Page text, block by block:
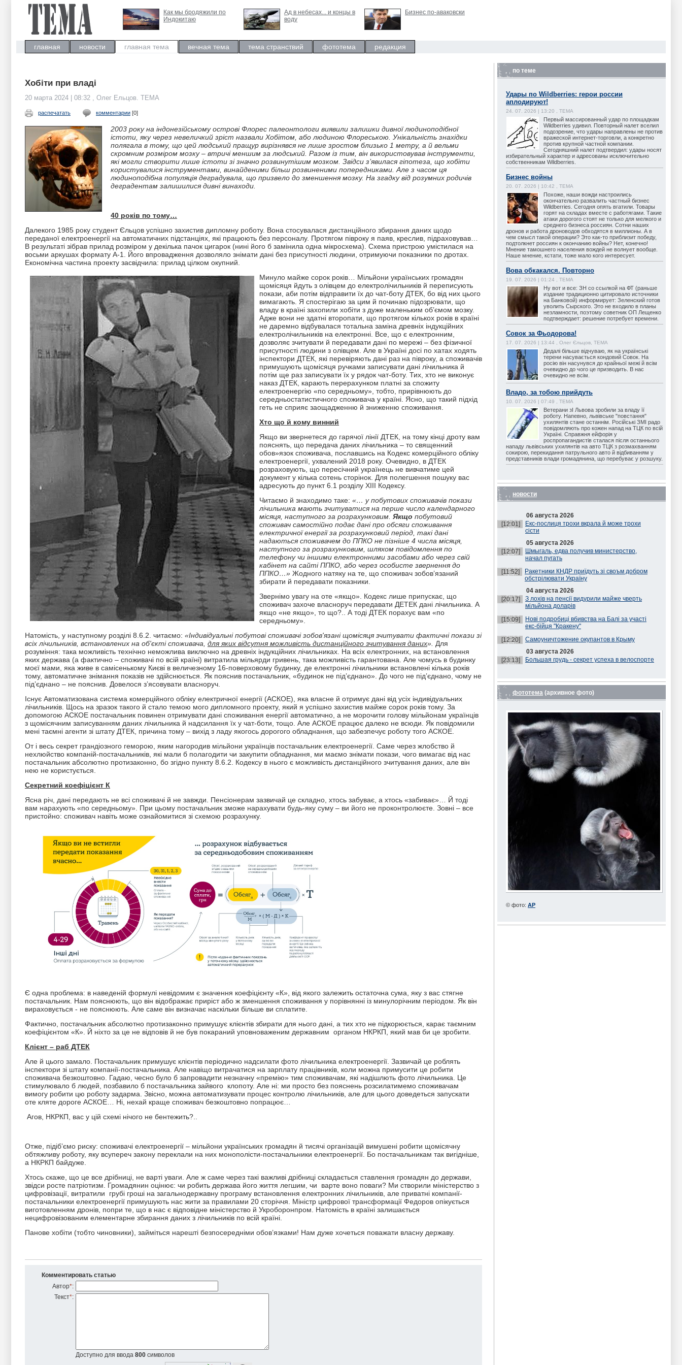
Как мы бродяжили по
Индокитаю
Ад в небесах... и концы в
воду
Бизнес по-аваковски
главная новости главная тема вечная тема тема странствий фототема редакция
Хобіти при владі
20 марта 2024 | 08:32 , Олег Ельцов. ТЕМА
распечатать комментарии [0]
2003 року на індонезійському острові Флорес палеонтологи виявили залишки дивної людиноподібної
істоти, яку через невеличкий зріст назвали Хобітом, або людиною Флореською. Унікальність знахідки
полягала в тому, що цей людський пращур вирізнявся не лише зростом близько 1 метру, а й вельми
скромним розміром мозку – втричі меншим за людський. Разом із тим, він використовував інструменти,
які могли створити лише істоти зі значно розвинутішим мозком. Звідси з’явилася гіпотеза, що хобіти
користувалися інструментами, винайденими більш розвиненими попередниками. Але з часом ця
людиноподібна популяція деградувала, що призвело до зменшення мозку. На згадку від розумних родичів
деградентам залишилися дивні винаходи.
40 років по тому…
Далекого 1985 року студент Єльцов успішно захистив дипломну роботу. Вона стосувалася дистанційного збирання даних щодо
переданої електроенергії на автоматичних підстанціях, які працюють без персоналу. Протягом півроку я паяв, креслив, підраховував…
В результаті зібрав прилад розміром у декілька пачок цигарок (нині його б замінила одна мікросхема). Схема пристрою умістилася на
восьми аркушах формату А-1. Його впровадження дозволяло знімати дані без присутності людини, отримуючи показники по дротах.
Економічна частина проекту засвідчила: прилад цілком окупний.
Минуло майже сорок років… Мільйони українських громадян
щомісяця йдуть з олівцем до електролічильників й переписують
покази, аби потім відправити їх до чат-боту ДТЕК, бо від них цього
вимагають. Я спостерігаю за цим й починаю підозрювати, що
владу в країні захопили хобіти з дуже маленьким об’ємом мозку.
Адже вони не здатні второпати, що протягом кількох років в країні
не даремно відбувалася тотальна заміна древніх індукційних
електролічильників на електронні. Все, що є електронним,
дозволяє зчитувати й передавати дані по мережі – без фізичної
присутності людини з олівцем. Але в Україні досі по хатах ходять
інспектори ДТЕК, які перевіряють дані раз на півроку, а споживачів
примушують щомісяця ручками записувати дані лічильника й
потім ще раз записувати їх у рядок чат-боту. Тих, хто не виконує
наказ ДТЕК, карають перерахунком платні за спожиту
електроенергію «по середньому», тобто, прирівнюють до
середньостатистичного споживача у країні. Ясно, що такий підхід
геть не сприяє заощадженню й зниженню споживання.
Хто що й кому винний
Якщо ви звернетеся до гарячої лінії ДТЕК, на тому кінці дроту вам
пояснять, що передача даних лічильника – то священний
обов»язок споживача, пославшись на Кодекс комерційного обліку
електроенергії, ухвалений 2018 року. Очевидно, в ДТЕК
розраховують, що пересічний українець не вивчатиме цей
документ у кілька сотень сторінок. Для полегшення пошуку вас
адресують до пункт 6.1 розділу XIII Кодексу.
Читаємо й знаходимо таке: «… у побутових споживачів покази
лічильника мають зчитуватися на перше число календарного
місяця, наступного за розрахунковим. Якщо побутовий
споживач самостійно подає дані про обсяги споживання
електричної енергії за розрахунковий період, такі дані
надаються споживачем до ППКО не пізніше 4 числа місяця,
наступного за розрахунковим, шляхом повідомлення по
телефону чи іншими електронними засобами або через свій
кабінет на сайті ППКО, або через особисте звернення до
ППКО…» Жодного натяку на те, що споживач зобов’язаний
збирати й передавати показники.
Звернімо увагу на оте «якщо». Кодекс лише припускає, що
споживач захоче власноруч передавати ДЕТЕК дані лічильника. А
якщо «не якщо», то що?.. А тоді ДТЕК порахує вам «по
середньому».
Натомість, у наступному розділі 8.6.2. читаємо: «Індивідуальні побутові споживачі зобов'язані щомісяця зчитувати фактичні покази зі
всіх лічильників, встановлених на об'єкті споживача, для яких відсутня можливість дистанційного зчитування даних». Для
розуміння: така можливість технічно неможлива виключно на древніх індукційних лічильниках. На всіх електронних, на встановлення
яких держава (а фактично – споживачі по всій країні) витратила мільярди гривень, така можливість гарантована. Але чомусь в будинку
моєї мами, яка живе в самісенькому Києві в величезному 16-поверховому будинку, де електронні лічильники встановлені кілька років
тому, автоматичне знімання показів не здійснюється. Як пояснив постачальник, «будинок не під’єднано». До чого не під’єднано, чому не
під’єднано – не пояснив. Довелося з’ясовувати власноруч.
Існує Автоматизована система комерційного обліку електричної енергії (АСКОЕ), яка власне й отримує дані від усіх індивідуальних
лічильників. Щось на зразок такого й стало темою мого дипломного проекту, який я успішно захистив майже сорок років тому. За
допомогою АСКОЕ постачальник повинен отримувати дані споживання енергії автоматично, а не морочити голову мільйонам українців
з щомісячним записуванням даних лічильника й надсилання їх у чат-боти, тощо. Але АСКОЕ працює далеко не всюди. Як повідомили
мені таємні агенти зі штату ДТЕК, причина тому – вихід з ладу якогось дорогого обладнання, що забезпечує роботу того АСКОЕ.
От і весь секрет грандіозного геморою, яким нагородив мільйони українців постачальник електроенергії. Саме через жлобство й
нехлюйство компаній-постачальників, які мали б полагодити чи закупити обладнання, ми маємо знімати покази, чого вимагає від нас
постачальник абсолютно протизаконно, бо згідно пункту 8.6.2. Кодексу в нього є можливість дистанційного зчитування даних, але він
нею не користується.
Секретний коефіцієнт К
Ясна річ, дані передають не всі споживачі й не завжди. Пенсіонерам зазвичай це складно, хтось забуває, а хтось «забиває»… Й тоді
вам нарахують «по середньому». При цьому постачальник зможе нарахувати будь-яку суму – ви його не проконтролюєте. Зовні – все
пристойно: споживач навіть може ознайомитися зі схемою розрахунку.
Є одна проблема: в наведеній формулі невідомим є значення коефіцієнту «К», від якого залежить остаточна сума, яку з вас стягне
постачальник. Нам пояснюють, що він відображає приріст або ж зменшення споживання у порівнянні із минулорічним періодом. Як він
вираховується - не пояснюють. Але саме він визначає наскільки більше ви сплатите.
Фактично, постачальник абсолютно протизаконно примушує клієнтів збирати для нього дані, а тих хто не підкорюється, карає таємним
коефіцієнтом «К». Й ніхто за це не відповів й не був покараний уповноваженим державним органом НКРКП, який мав би це зробити.
Клієнт – раб ДТЕК
Але й цього замало. Постачальник примушує клієнтів періодично надсилати фото лічильника електроенергії. Зазвичай це роблять
інспектори зі штату компанії-постачальника. Але навіщо витрачатися на зарплату працівників, коли можна примусити це робити
споживача безкоштовно. Гадаю, чесно було б запровадити незначну «премію» тим споживачам, які надішлють фото лічильника. Це
стимулювало б людей, позбавило б постачальника зайвого клопоту. Але ні: ми просто без пояснень розсилатимемо споживачам
вимогу робити цю роботу задарма. Звісно, можна автоматизувати процес контролю лічильників, але для цього доведеться запускати
оте кляте дороге АСКОЕ… Ні, нехай краще споживач безкоштовно попрацює…
Агов, НКРКП, вас у цій схемі нічого не бентежить?..
Отже, підіб’ємо риску: споживачі електроенергії – мільйони українських громадян й тисячі організацій вимушені робити щомісячну
обтяжливу роботу, яку всупереч закону переклали на них монополісти-постачальники електроенергії. Бо постачальникам так вигідніше,
а НКРКП байдуже.
Хтось скаже, що це все дрібниці, не варті уваги. Але ж саме через такі важливі дрібниці складається ставлення громадян до держави,
звідси росте патріотизм. Громадянин оцінює: чи робить держава його життя легшим, чи варте воно поваги? Ми створили міністерство з
цифровізації, витратили грубі гроші на загальнодержавну програму встановлення електронних лічильників, але приватні компанії-
постачальники електроенергії примушують нас жити за правилами 20 сторіччя. Міністр цифрової трансформації Федоров опікується
виготовленням дронів, попри те, що в нас є відповідне міністерство й Укроборонпром. Натомість в країні залишається
нецифровізованим елементарне збирання даних з лічильників по всій країні.
Панове хобіти (тобто чиновники), займіться нарешті безпосередніми обов’язками! Нам дуже хочеться поважати власну державу.
Комментировать статью
Автор*:
Текст*:
Доступно для ввода 800 символов
по теме
Удары по Wildberries: герои россии
аплодируют!
24. 07. 2026 | 13:20 , ТЕМА
Первый массированный удар по площадкам
Wildberries удивил. Повторный налет вселил
подозрение, что удары направлены не против
вражеской интернет-торговли, а конкретно
против крупной частной компании.
Сегодняшний налет подтвердил: удары носят
избирательный характер и адресованы исключительно
собственникам Wildberries.
Бизнес войны
20. 07. 2026 | 10:42 , ТЕМА
Похоже, наши вожди настроились
окончательно развалить частный бизнес
Wildberries. Сегодня опять вгатили. Товары
горят на складах вместе с работягами. Такие
атаки дорогого стоят не только для мелкого и
среднего бизнеса россиян. Сотни наших
дронов и работа дроноводов обходятся в миллионы. А в
чем смысл такой операции? Это как-то приблизит победу,
подтолкнет россиян к окончанию войны? Нет, конечно!
Мнение тамошнего населения вождей не волнует вообще.
Наше мнение, кстати, тоже мало кого интересует.
Вова обкакался. Повторно
19. 07. 2026 | 01:24 , ТЕМА
Ну вот и все: ЗН со ссылкой на ФТ (раньше
издание традиционно цитировало источники
на Банковой) информирует: Зеленский готов
уволить Сырского. Это не входило в планы
незламности, поэтому советник ОП Лещенко
подтверждает: решение потребует времени.
Совок за Фьодорова!
17. 07. 2026 | 13:44 , Олег Єльцов, ТЕМА
Дедалі більше відчуваю, як на українські
терени насувається кондовий Совок. На
росію він насунувся до крайньої межі й всім
очевидно до чого це призводить. В нас
очевидно не всім.
Владо, за тобою прийдуть
10. 07. 2026 | 07:49 , ТЕМА
Ветерани зІ Львова зробили за владу її
роботу. Напевно, львівське "повстання"
ухилянтів стане останнім. Російські ЗМІ радо
повідомляють про кожен напад на ТЦК по всій
Україні. Справжня ейфорія у
роспропагандистів сталася після останнього
нападу львівських ухилянтів на авто ТЦК з розмахванням
сокирою, перекидання патрульного авто й відбиванням у
представників влади громадянина, що перебуває у розшуку.
новости
06 августа 2026
[12:01]
Екс-послиця трохи вкрала й може трохи
сісти
05 августа 2026
[12:07]
Шмыгаль, едва получив министерство,
начал пугать
[11:52]
Ракетники КНДР приїдуть зі своъм добром
обстрілювати Україну
04 августа 2026
[20:17]
З лохів на пенсії видурили майже чверть
мільйона доларів
[15:09]
Нові подробиці вбивства на Балі за участі
екс-бійця "Кракену"
[12:20]
Самоуничтожение окупантов в Крыму
03 августа 2026
[23:13]
Большая грудь - секрет успеха в велоспорте
фототема (архивное фото)
© фото: АР